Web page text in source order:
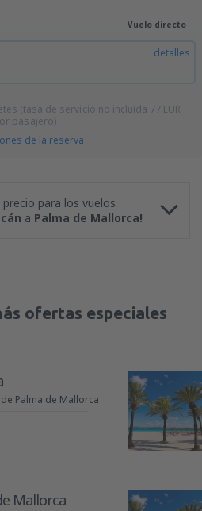
Vuelo directo
detalles
(tasa de servicio no incluida 77 EUR
pasajero)
de la reserva
para los vuelos
a Palma de Mallorca!
ofertas especiales
Palma de Mallorca
Mallorca